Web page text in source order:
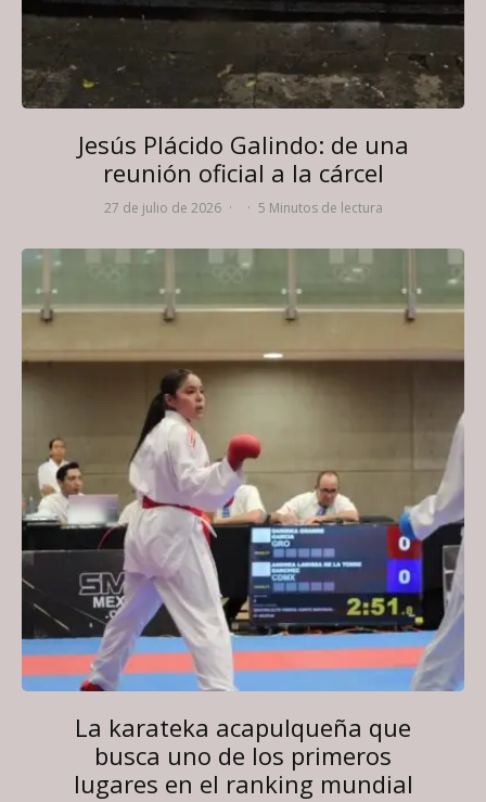
Jesús Plácido Galindo: de una
reunión oficial a la cárcel
27 de julio de 2026 · · 5 Minutos de lectura
La karateka acapulqueña que
busca uno de los primeros
lugares en el ranking mundial